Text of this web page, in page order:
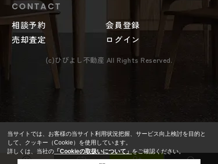
CONTACT
相談予約
会員登録
売却査定
ログイン
(c)ひびよし不動産 All Rights Reserved.
当サイトでは、お客様の当サイト利用状況把握、サービス向上検討を目的と
して、クッキー（Cookie）を使用しています。
詳しくは、当社の「Cookieの取扱いについて」をご確認ください。